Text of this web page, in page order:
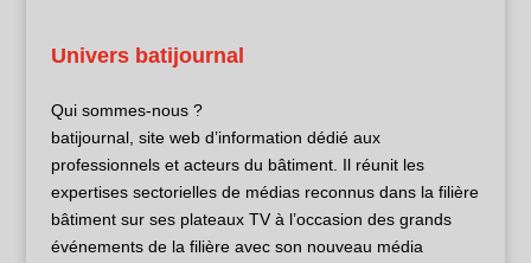
Univers batijournal
Qui sommes-nous ?
batijournal, site web d’information dédié aux
professionnels et acteurs du bâtiment. Il réunit les
expertises sectorielles de médias reconnus dans la filière
bâtiment sur ses plateaux TV à l’occasion des grands
événements de la filière avec son nouveau média